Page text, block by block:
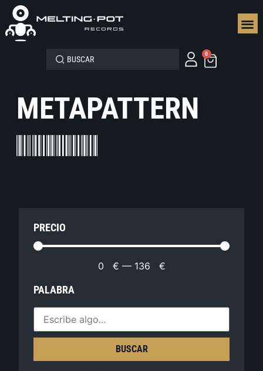
0
METAPATTERN
PRECIO
0 € — 136 €
PALABRA
BUSCAR